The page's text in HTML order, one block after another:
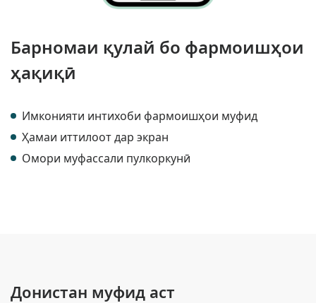
Барномаи қулай бо фармоишҳои
ҳақиқӣ
Имконияти интихоби фармоишҳои муфид
Ҳамаи иттилоот дар экран
Омори муфассали пулкоркунӣ
Донистан муфид аст